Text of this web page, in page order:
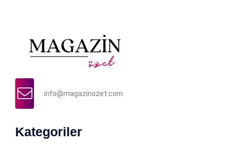
info@magazinozet.com
Kategoriler